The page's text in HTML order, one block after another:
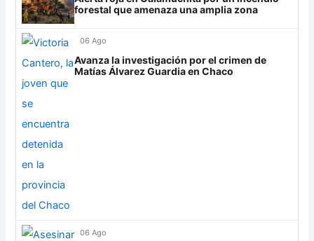
Always Ready
Grupo H
Rosario Central
UCV FC
30 Estudiantes RC 18 -21 8
forestal que amenaza una amplia zona
06 Ago
Avanza la investigación por el crimen de
Matías Álvarez Guardia en Chaco
06 Ago